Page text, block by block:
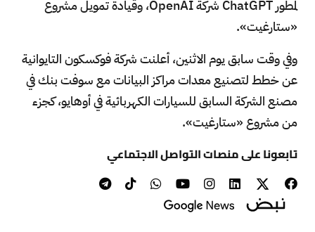
لمطور ChatGPT شركة OpenAI، وقيادة تمويل مشروع
«ستارغيت».
وفي وقت سابق يوم الاثنين، أعلنت شركة فوكسكون التايوانية
عن خطط لتصنيع معدات مراكز البيانات مع سوفت بنك في
مصنع الشركة السابق للسيارات الكهربائية في أوهايو، كجزء
من مشروع «ستارغيت».
تابعونا على منصات التواصل الاجتماعي